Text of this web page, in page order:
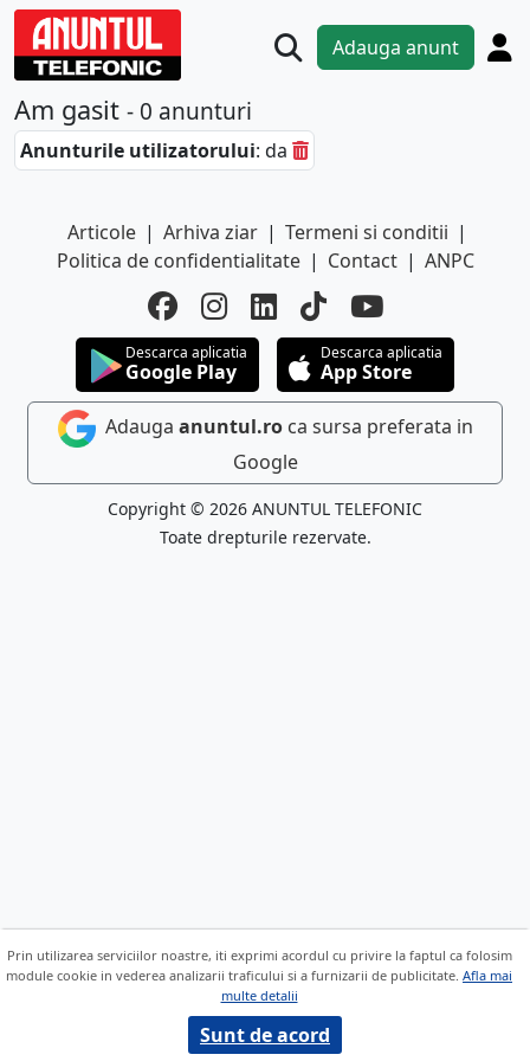
Adauga anunt
Am gasit - 0 anunturi
Anunturile utilizatorului: da
Articole | Arhiva ziar | Termeni si conditii |
Politica de confidentialitate | Contact | ANPC
Descarca aplicatia
Google Play
Descarca aplicatia
App Store
Adauga anuntul.roca sursa preferata in
Google
Copyright © 2026 ANUNTUL TELEFONIC
Toate drepturile rezervate.
Prin utilizarea serviciilor noastre, iti exprimi acordul cu privire la faptul ca folosim
module cookie in vederea analizarii traficului si a furnizarii de publicitate. Afla mai
multe detalii
Sunt de acord